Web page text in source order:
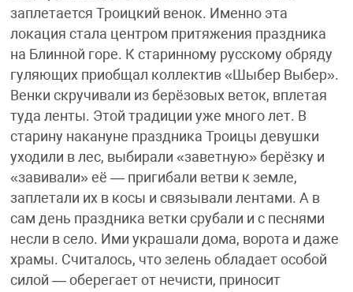
заплетается Троицкий венок. Именно эта
локация стала центром притяжения праздника
на Блинной горе. К старинному русскому обряду
гуляющих приобщал коллектив «Шыбер Выбер».
Венки скручивали из берёзовых веток, вплетая
туда ленты. Этой традиции уже много лет. В
старину накануне праздника Троицы девушки
уходили в лес, выбирали «заветную» берёзку и
«завивали» её — пригибали ветви к земле,
заплетали их в косы и связывали лентами. А в
сам день праздника ветки срубали и с песнями
несли в село. Ими украшали дома, ворота и даже
храмы. Считалось, что зелень обладает особой
силой — оберегает от нечисти, приносит